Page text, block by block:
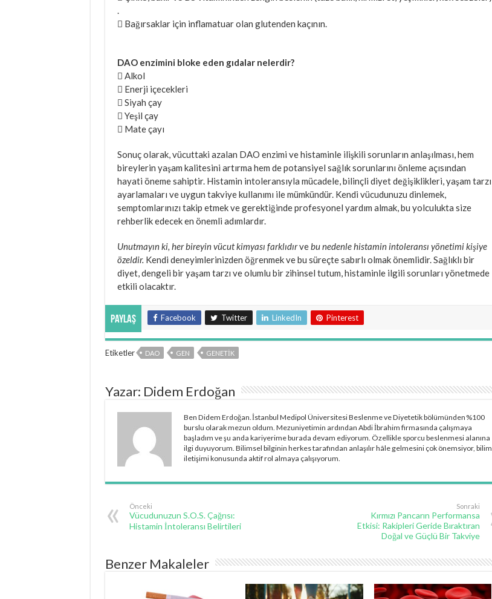
.
 Bağırsaklar için inflamatuar olan glutenden kaçının.
DAO enzimini bloke eden gıdalar nelerdir?
 Alkol
 Enerji içecekleri
 Siyah çay
 Yeşil çay
 Mate çayı
Sonuç olarak, vücuttaki azalan DAO enzimi ve histaminle ilişkili sorunların anlaşılması, hem
bireylerin yaşam kalitesini artırma hem de potansiyel sağlık sorunlarını önleme açısından
hayati öneme sahiptir. Histamin intoleransıyla mücadele, bilinçli diyet değişiklikleri, yaşam tarzı
ayarlamaları ve uygun takviye kullanımı ile mümkündür. Kendi vücudunuzu dinlemek,
semptomlarınızı takip etmek ve gerektiğinde profesyonel yardım almak, bu yolculukta size
rehberlik edecek en önemli adımlardır.
Unutmayın ki, her bireyin vücut kimyası farklıdırvebu nedenle histamin intoleransı yönetimi kişiye
özeldir. Kendi deneyimlerinizden öğrenmek ve bu süreçte sabırlı olmak önemlidir. Sağlıklı bir
diyet, dengeli bir yaşam tarzı ve olumlu bir zihinsel tutum, histaminle ilgili sorunları yönetmede
etkili olacaktır.
Paylaş Facebook Twitter LinkedIn Pinterest
Etiketler DAO GEN GENETIK
Yazar: Didem Erdoğan
Ben Didem Erdoğan. İstanbul Medipol Üniversitesi Beslenme ve Diyetetik bölümünden %100
burslu olarak mezun oldum. Mezuniyetimin ardından Abdi İbrahim firmasında çalışmaya
başladım ve şu anda kariyerime burada devam ediyorum. Özellikle sporcu beslenmesi alanına
ilgi duyuyorum. Bilimsel bilginin herkes tarafından anlaşılır hâle gelmesini çok önemsiyor, bilim
iletişimi konusunda aktif rol almaya çalışıyorum.
Önceki
Vücudunuzun S.O.S. Çağrısı:
Histamin İntoleransı Belirtileri
Sonraki
Kırmızı Pancarın Performansa
Etkisi: Rakipleri Geride Bıraktıran
Doğal ve Güçlü Bir Takviye
Benzer Makaleler